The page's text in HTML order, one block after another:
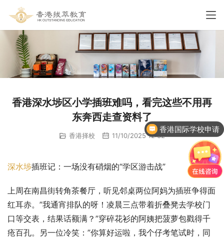
香港深水埗区小学插班难吗，看完这些不用再
东奔西走查资料了
香港择校 11/10/2025 12:32
深水埗插班记：一场没有硝烟的“学区游击战”
上周在南昌街转角茶餐厅，听见邻桌两位阿妈为插班争得面
红耳赤。”我通宵排队的呀！凌晨三点带着折叠凳去学校门
口等交表，结果话额满？”穿碎花衫的阿姨把菠萝包戳得千
疮百孔。另一位冷笑：”你算好运啦，我个仔考笔试时，同
香港国际学校申请